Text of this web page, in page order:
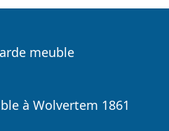
meuble
à Wolvertem 1861